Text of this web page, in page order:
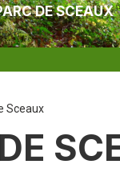
DE SCEAUX
Sceaux